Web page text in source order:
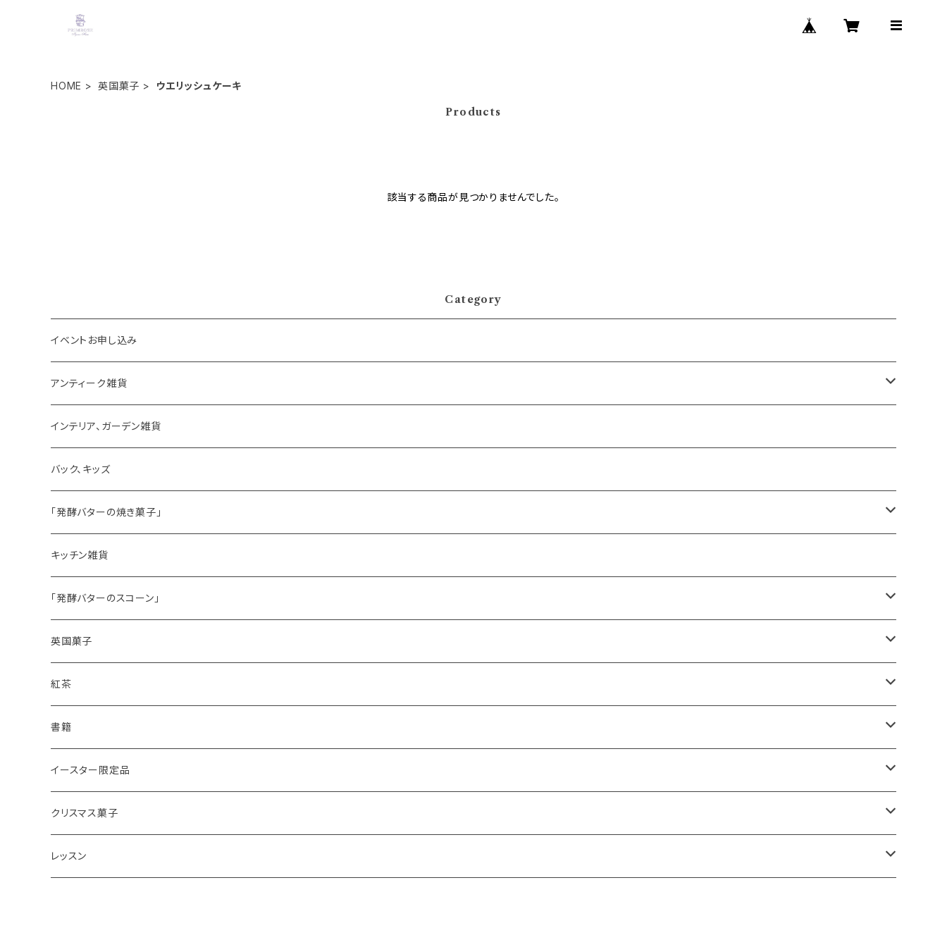
HOME 英国菓子 ウエリッシュケーキ
Products
該当する商品が見つかりませんでした。
Category
イベントお申し込み
アンティーク雑貨
ゼリーモールド
コンポート
ハマースレイ
インテリア、ガーデン雑貨
バック、キッズ
「発酵バターの焼き菓子」
バターサンドクッキー
シードケーキ
レモンドリズルケーキ
オーガニックラベンダー
ルバーブ
アールグレイ
いちご
キッチン雑貨
「発酵バターのスコーン」
プレーンスコーン
スコーンギフト
スコーンと紅茶のギフト
アールグレイティースコーン
チーズスコーン
オーガニックラベンダー
抹茶と小豆
栗のスコーン
英国菓子
レモンドリズルケーキ
バナナブレッド
ウエリッシュケーキ
ヴィクトリアサンドイッチケーキ
オレンジとポピーシードのケーキ
紅茶
アールグレイ
リーフ
ティーバッグ
セイロンティー
ディンブラ
ウバ
紅茶ギフト
紅茶・お菓子ギフト
薔薇の紅茶
書籍
インテリア
紅茶缶
本
イースター限定品
ビスケット・クッキー
アイシングクッキー
クリスマス菓子
ミンスパイ
レッスン